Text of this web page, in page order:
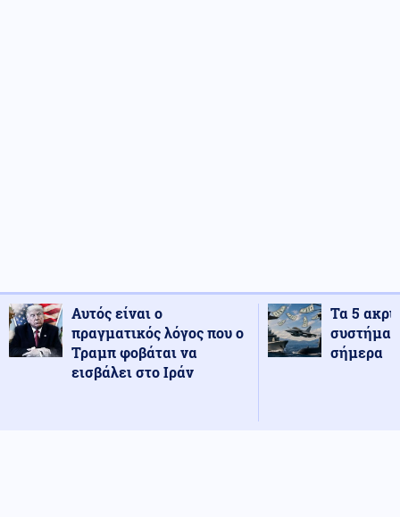
Αυτός είναι ο
πραγματικός λόγος που ο
Τραμπ φοβάται να
εισβάλει στο Ιράν
Τα 5
σήμερα